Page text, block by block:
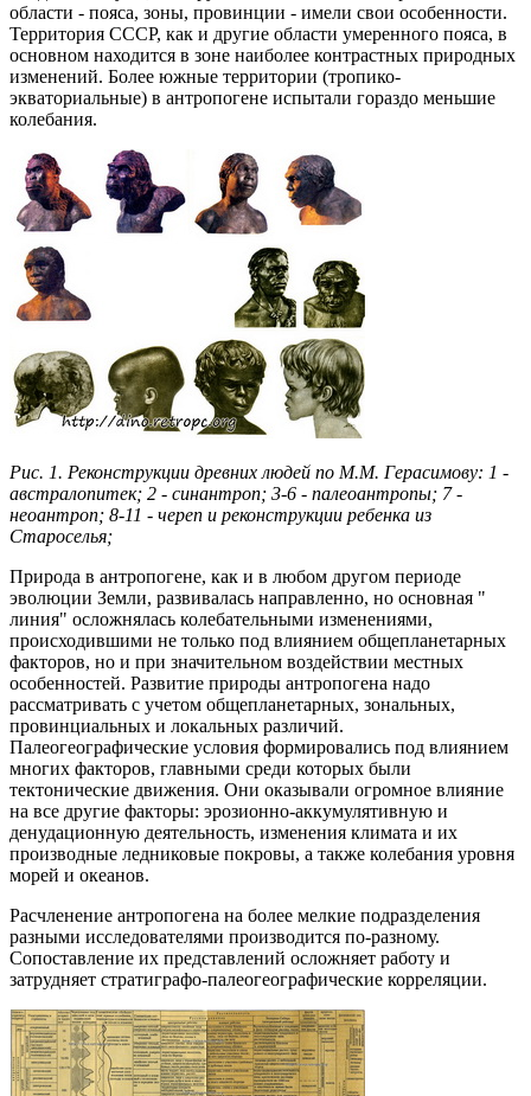
области - пояса, зоны, провинции - имели свои особенности.
Территория СССР, как и другие области умеренного пояса, в
основном находится в зоне наиболее контрастных природных
изменений. Более южные территории (тропико-
экваториальные) в антропогене испытали гораздо меньшие
колебания.
Рис. 1. Реконструкции древних людей по М.М. Герасимову: 1 -
австралопитек; 2 - синантроп; 3-6 - палеоантропы; 7 -
неоантроп; 8-11 - череп и реконструкции ребенка из
Староселья;
Природа в антропогене, как и в любом другом периоде
эволюции Земли, развивалась направленно, но основная "
линия" осложнялась колебательными изменениями,
происходившими не только под влиянием общепланетарных
факторов, но и при значительном воздействии местных
особенностей. Развитие природы антропогена надо
рассматривать с учетом общепланетарных, зональных,
провинциальных и локальных различий.
Палеогеографические условия формировались под влиянием
многих факторов, главными среди которых были
тектонические движения. Они оказывали огромное влияние
на все другие факторы: эрозионно-аккумулятивную и
денудационную деятельность, изменения климата и их
производные ледниковые покровы, а также колебания уровня
морей и океанов.
Расчленение антропогена на более мелкие подразделения
разными исследователями производится по-разному.
Сопоставление их представлений осложняет работу и
затрудняет стратиграфо-палеогеографические корреляции.